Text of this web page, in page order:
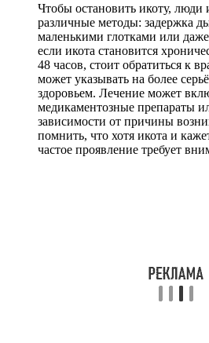
Чтобы остановить икоту, люди
различные методы: задержка
маленькими глотками или
если икота становится
48 часов, стоит обратиться к
может указывать на более
здоровьем. Лечение может
медикаментозные препараты
зависимости от причины
помнить, что хотя икота и
частое проявление требует